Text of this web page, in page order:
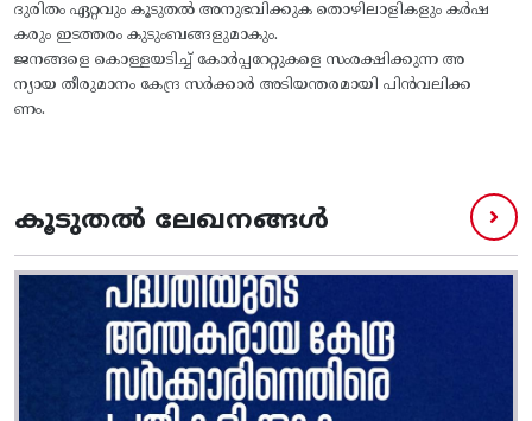
ദുരിതം ഏറ്റവും കൂടുതൽ അനുഭവിക്കുക തൊഴിലാളികളും കർഷ
കരും ഇടത്തരം കുടുംബങ്ങളുമാകും.
ജനങ്ങളെ കൊള്ളയടിച്ച് കോർപ്പറേറ്റുകളെ സംരക്ഷിക്കുന്ന അ
ന്യായ തീരുമാനം കേന്ദ്ര സർക്കാർ അടിയന്തരമായി പിൻവലിക്ക
ണം.
കൂടുതൽ ലേഖനങ്ങൾ